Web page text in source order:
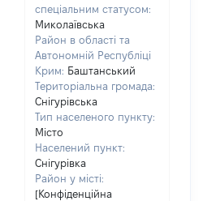
спеціальним статусом:
Миколаївська
Район в області та
Автономній Республіці
Крим: Баштанський
Територіальна громада:
Снігурівська
Тип населеного пункту:
Місто
Населений пункт:
Снігурівка
Район у місті:
[Конфіденційна